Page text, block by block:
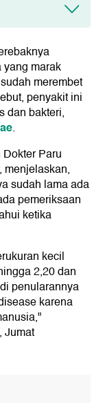
marak
merembet
penyakit ini
dan bakteri,
.
Paru
menjelaskan,
sudah lama ada
pemeriksaan
ketika
kecil
2,20 dan
penularannya
karena
Jumat